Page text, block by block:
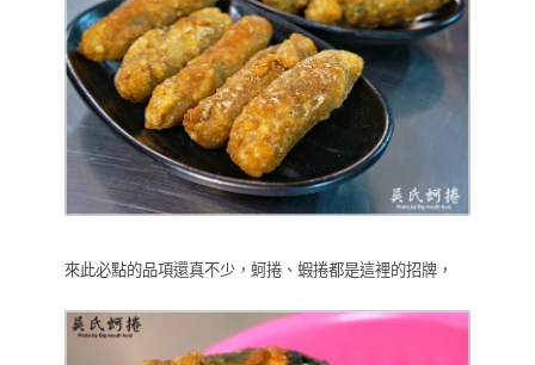
來此必點的品項還真不少，蚵捲、蝦捲都是這裡的招牌，